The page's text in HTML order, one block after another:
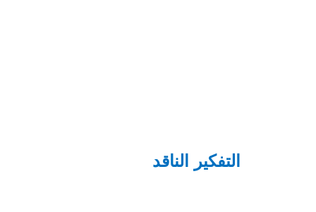
التفكير الناقد